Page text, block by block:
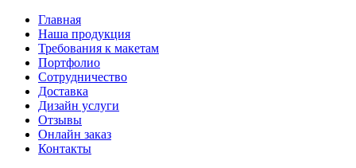
Главная
Наша продукция
Требования к макетам
Портфолио
Сотрудничество
Доставка
Дизайн услуги
Отзывы
Онлайн заказ
Контакты